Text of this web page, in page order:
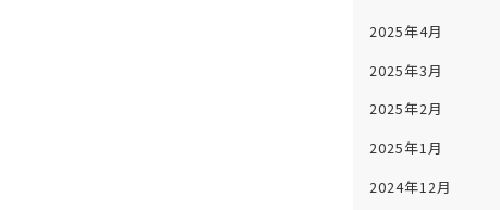
2025年4月
2025年3月
2025年2月
2025年1月
2024年12月